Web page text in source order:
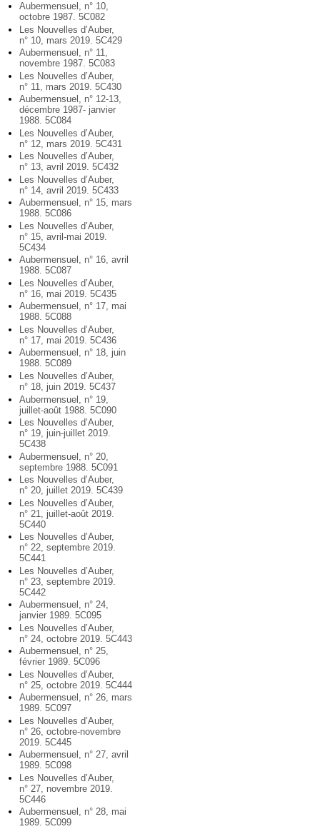
Aubermensuel, n° 10,
octobre 1987. 5C082
Les Nouvelles d’Auber,
n° 10, mars 2019. 5C429
Aubermensuel, n° 11,
novembre 1987. 5C083
Les Nouvelles d’Auber,
n° 11, mars 2019. 5C430
Aubermensuel, n° 12-13,
décembre 1987- janvier
1988. 5C084
Les Nouvelles d’Auber,
n° 12, mars 2019. 5C431
Les Nouvelles d’Auber,
n° 13, avril 2019. 5C432
Les Nouvelles d’Auber,
n° 14, avril 2019. 5C433
Aubermensuel, n° 15, mars
1988. 5C086
Les Nouvelles d’Auber,
n° 15, avril-mai 2019.
5C434
Aubermensuel, n° 16, avril
1988. 5C087
Les Nouvelles d’Auber,
n° 16, mai 2019. 5C435
Aubermensuel, n° 17, mai
1988. 5C088
Les Nouvelles d’Auber,
n° 17, mai 2019. 5C436
Aubermensuel, n° 18, juin
1988. 5C089
Les Nouvelles d’Auber,
n° 18, juin 2019. 5C437
Aubermensuel, n° 19,
juillet-août 1988. 5C090
Les Nouvelles d’Auber,
n° 19, juin-juillet 2019.
5C438
Aubermensuel, n° 20,
septembre 1988. 5C091
Les Nouvelles d’Auber,
n° 20, juillet 2019. 5C439
Les Nouvelles d’Auber,
n° 21, juillet-août 2019.
5C440
Les Nouvelles d’Auber,
n° 22, septembre 2019.
5C441
Les Nouvelles d’Auber,
n° 23, septembre 2019.
5C442
Aubermensuel, n° 24,
janvier 1989. 5C095
Les Nouvelles d’Auber,
n° 24, octobre 2019. 5C443
Aubermensuel, n° 25,
février 1989. 5C096
Les Nouvelles d’Auber,
n° 25, octobre 2019. 5C444
Aubermensuel, n° 26, mars
1989. 5C097
Les Nouvelles d’Auber,
n° 26, octobre-novembre
2019. 5C445
Aubermensuel, n° 27, avril
1989. 5C098
Les Nouvelles d’Auber,
n° 27, novembre 2019.
5C446
Aubermensuel, n° 28, mai
1989. 5C099